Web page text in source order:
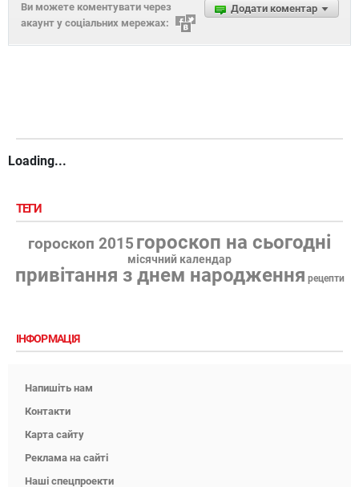
Додати коментар
Ви можете коментувати через
акаунт у соціальних мережах:
Loading...
ТЕГИ
гороскоп 2015 гороскоп на сьогодні
місячний календар
привітання з днем народження рецепти
ІНФОРМАЦІЯ
Напишіть нам
Контакти
Карта сайту
Реклама на сайті
Наші спецпроекти